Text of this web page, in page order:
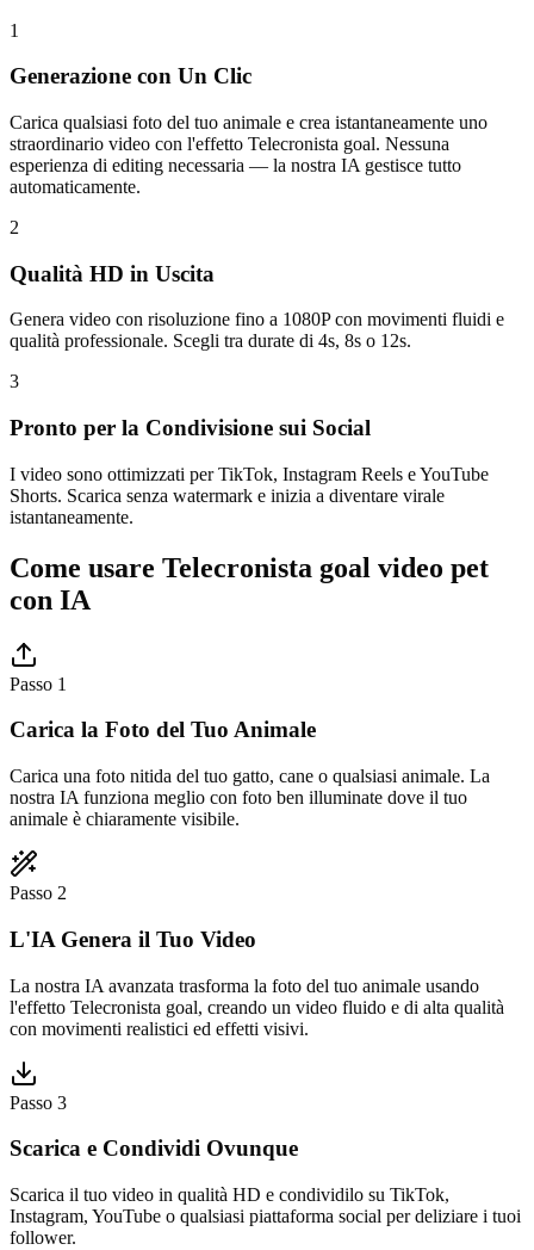
1
Generazione con Un Clic
Carica qualsiasi foto del tuo animale e crea istantaneamente uno
straordinario video con l'effetto Telecronista goal. Nessuna
esperienza di editing necessaria — la nostra IA gestisce tutto
automaticamente.
2
Qualità HD in Uscita
Genera video con risoluzione fino a 1080P con movimenti fluidi e
qualità professionale. Scegli tra durate di 4s, 8s o 12s.
3
Pronto per la Condivisione sui Social
I video sono ottimizzati per TikTok, Instagram Reels e YouTube
Shorts. Scarica senza watermark e inizia a diventare virale
istantaneamente.
Come usare Telecronista goal video pet
con IA
Passo 1
Carica la Foto del Tuo Animale
Carica una foto nitida del tuo gatto, cane o qualsiasi animale. La
nostra IA funziona meglio con foto ben illuminate dove il tuo
animale è chiaramente visibile.
Passo 2
L'IA Genera il Tuo Video
La nostra IA avanzata trasforma la foto del tuo animale usando
l'effetto Telecronista goal, creando un video fluido e di alta qualità
con movimenti realistici ed effetti visivi.
Passo 3
Scarica e Condividi Ovunque
Scarica il tuo video in qualità HD e condividilo su TikTok,
Instagram, YouTube o qualsiasi piattaforma social per deliziare i tuoi
follower.